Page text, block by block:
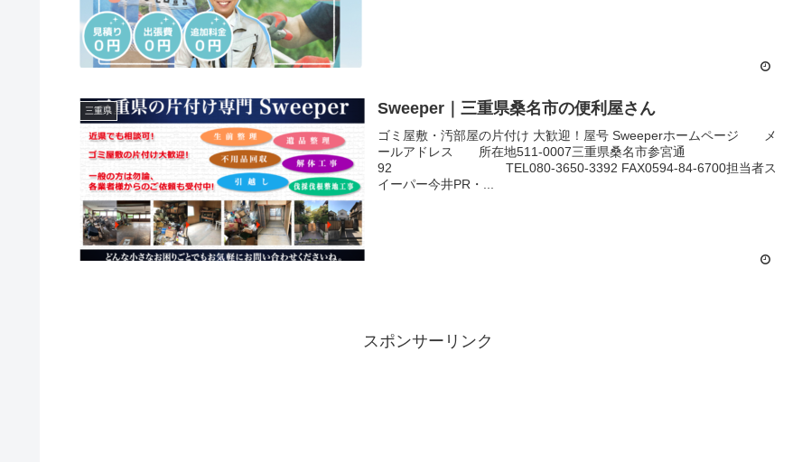
三重県 Sweeper｜三重県桑名市の便利屋さん
ゴミ屋敷・汚部屋の片付け 大歓迎！屋号 Sweeperホームページ メ
ールアドレス 所在地511-0007三重県桑名市参宮通
92 TEL080-3650-3392 FAX0594-84-6700担当者ス
イーパー今井PR・...
スポンサーリンク